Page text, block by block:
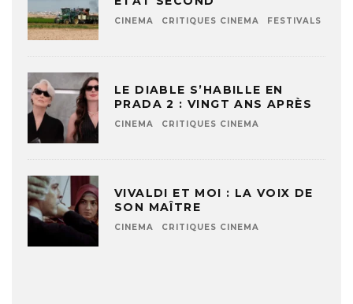
CINEMA CRITIQUES CINEMA FESTIVALS
LE DIABLE S’HABILLE EN
PRADA 2 : VINGT ANS APRÈS
CINEMA CRITIQUES CINEMA
VIVALDI ET MOI : LA VOIX DE
SON MAÎTRE
CINEMA CRITIQUES CINEMA